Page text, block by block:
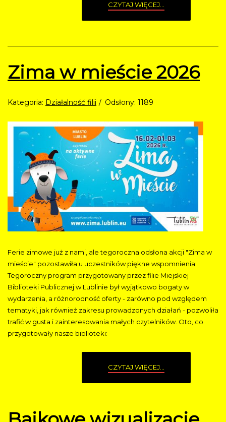
CZYTAJ WIĘCEJ...
Zima w mieście 2026
Kategoria: Działalność filii Odsłony: 1189
Ferie zimowe już z nami, ale tegoroczna odsłona akcji "Zima w
mieście" pozostawiła u uczestników piękne wspomnienia.
Tegoroczny program przygotowany przez filie Miejskiej
Biblioteki Publicznej w Lublinie był wyjątkowo bogaty w
wydarzenia, a różnorodność oferty - zarówno pod względem
tematyki, jak również zakresu prowadzonych działań - pozwoliła
trafić w gusta i zainteresowania małych czytelników. Oto, co
przygotowały nasze biblioteki:
CZYTAJ WIĘCEJ...